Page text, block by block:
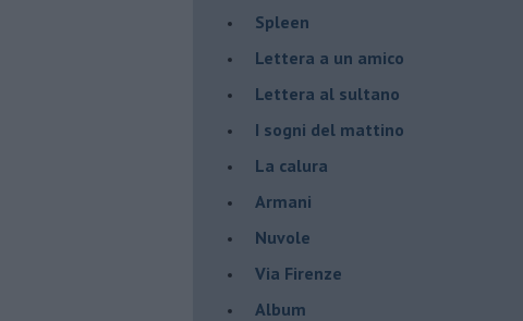
Spleen
Lettera a un amico
Lettera al sultano
I sogni del mattino
La calura
Armani
Nuvole
Via Firenze
Album